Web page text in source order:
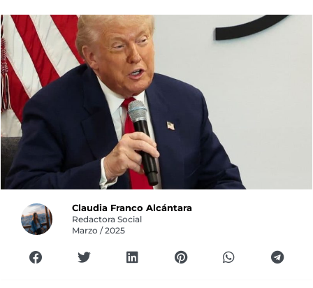
Claudia Franco Alcántara
Redactora Social
Marzo / 2025